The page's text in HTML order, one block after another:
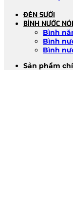
ĐÈN SƯỞI
BÌNH NƯỚC
Bình
Bình
Bình
Sản phẩm